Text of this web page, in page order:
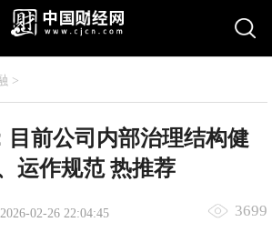
>
目前公司内部治理结构健
运作规范 热推荐
2026-02-26 22:04:45 3699